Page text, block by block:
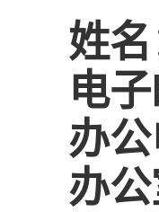
姓名
电子
办公
办公